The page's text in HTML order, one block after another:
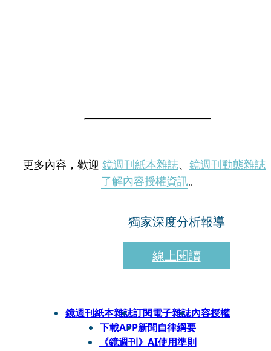
更多內容，歡迎 鏡週刊紙本雜誌、 鏡週刊動態雜誌
了解內容授權資訊。
獨家深度分析報導
線上閱讀
鏡週刊紙本雜誌訂閱電子雜誌內容授權
下載APP新聞自律綱要
《鏡週刊》AI使用準則